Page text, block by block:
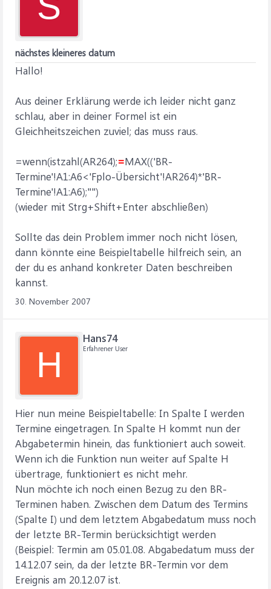
nächstes kleineres datum
Hallo!
Aus deiner Erklärung werde ich leider nicht ganz
schlau, aber in deiner Formel ist ein
Gleichheitszeichen zuviel; das muss raus.
=wenn(istzahl(AR264);=MAX(('BR-
Termine'!A1:A6<'Fplo-Übersicht'!AR264)*'BR-
Termine'!A1:A6);"")
(wieder mit Strg+Shift+Enter abschließen)
Sollte das dein Problem immer noch nicht lösen,
dann könnte eine Beispieltabelle hilfreich sein, an
der du es anhand konkreter Daten beschreiben
kannst.
30. November 2007
H
Hans74
Erfahrener User
Hier nun meine Beispieltabelle: In Spalte I werden
Termine eingetragen. In Spalte H kommt nun der
Abgabetermin hinein, das funktioniert auch soweit.
Wenn ich die Funktion nun weiter auf Spalte H
übertrage, funktioniert es nicht mehr.
Nun möchte ich noch einen Bezug zu den BR-
Terminen haben. Zwischen dem Datum des Termins
(Spalte I) und dem letztem Abgabedatum muss noch
der letzte BR-Termin berücksichtigt werden
(Beispiel: Termin am 05.01.08. Abgabedatum muss der
14.12.07 sein, da der letzte BR-Termin vor dem
Ereignis am 20.12.07 ist.